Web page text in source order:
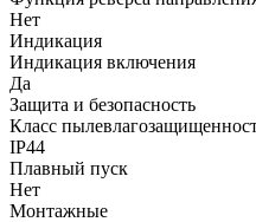
Нет
Индикация
Индикация включения
Да
Защита и безопасность
Класс
IP44
Плавный пуск
Нет
Монтажные